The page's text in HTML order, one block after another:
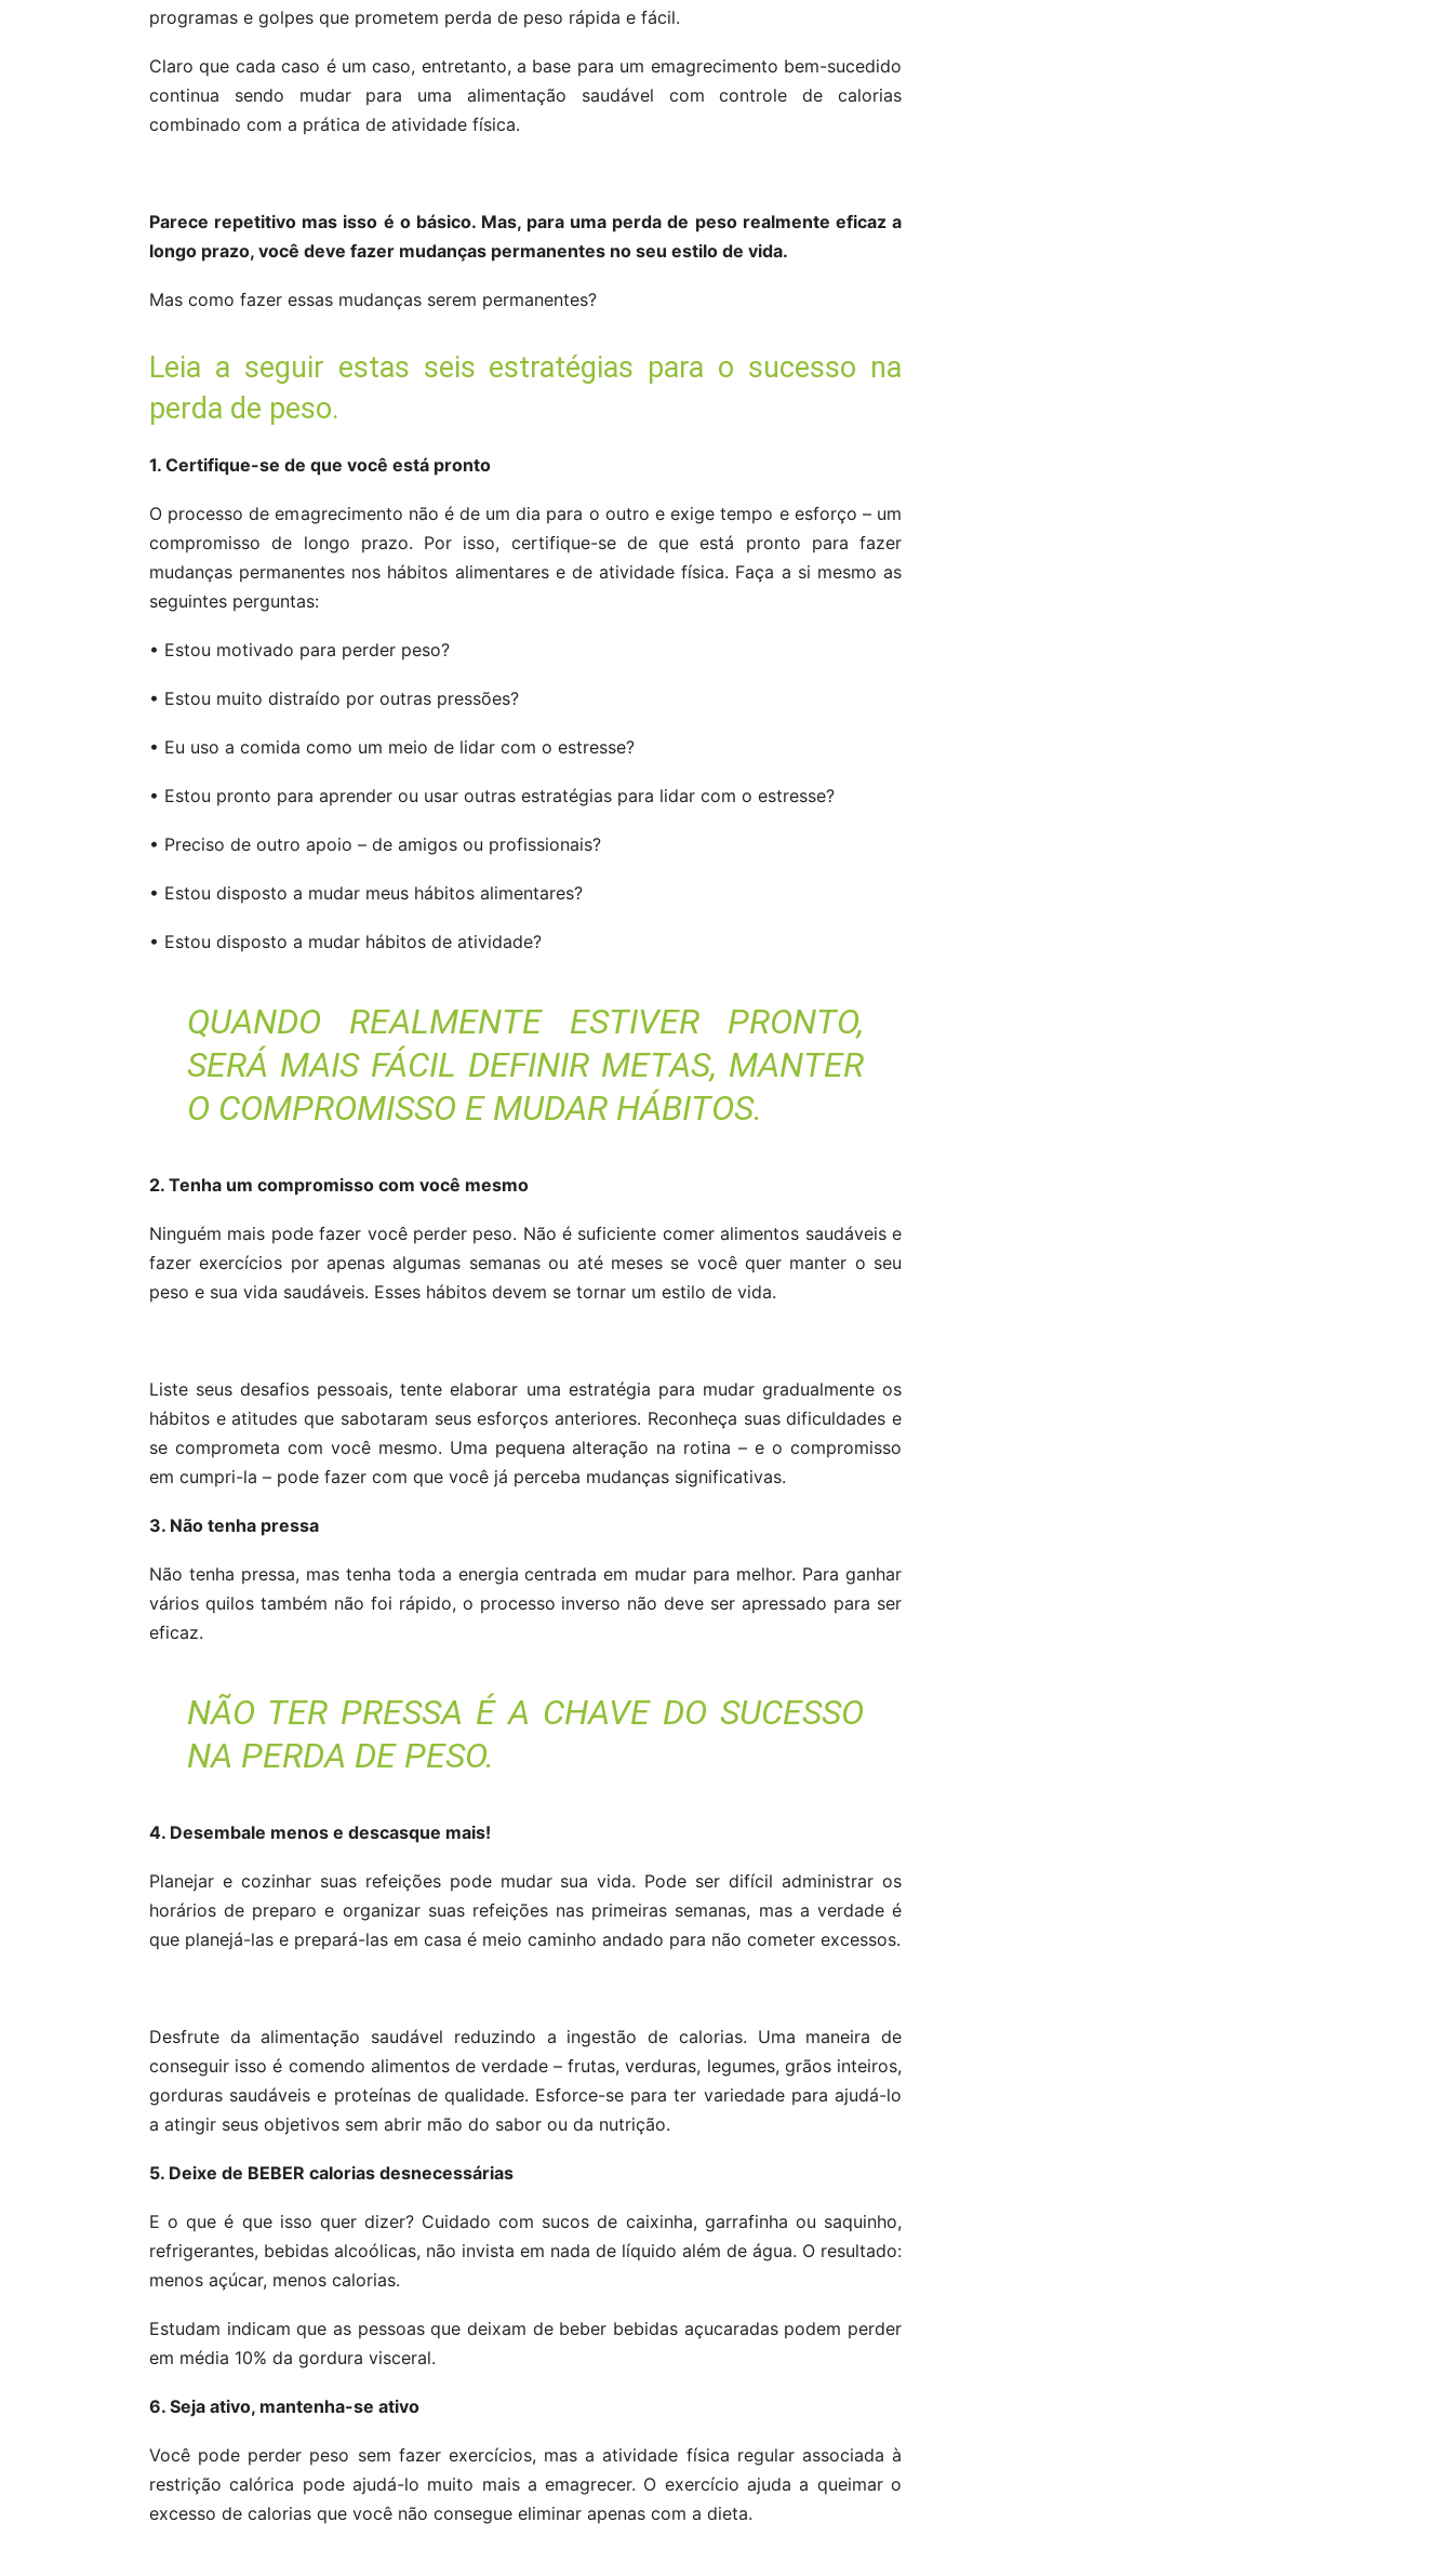
programas e golpes que prometem perda de peso rápida e fácil.
Claro que cada caso é um caso, entretanto, a base para um emagrecimento bem-sucedido
continua sendo mudar para uma alimentação saudável com controle de calorias
combinado com a prática de atividade física.
Parece repetitivo mas isso é o básico. Mas, para uma perda de peso realmente eficaz a
longo prazo, você deve fazer mudanças permanentes no seu estilo de vida.
Mas como fazer essas mudanças serem permanentes?
Leia a seguir estas seis estratégias para o sucesso na
perda de peso.
1. Certifique-se de que você está pronto
O processo de emagrecimento não é de um dia para o outro e exige tempo e esforço – um
compromisso de longo prazo. Por isso, certifique-se de que está pronto para fazer
mudanças permanentes nos hábitos alimentares e de atividade física. Faça a si mesmo as
seguintes perguntas:
• Estou motivado para perder peso?
• Estou muito distraído por outras pressões?
• Eu uso a comida como um meio de lidar com o estresse?
• Estou pronto para aprender ou usar outras estratégias para lidar com o estresse?
• Preciso de outro apoio – de amigos ou profissionais?
• Estou disposto a mudar meus hábitos alimentares?
• Estou disposto a mudar hábitos de atividade?
QUANDO REALMENTE ESTIVER PRONTO,
SERÁ MAIS FÁCIL DEFINIR METAS, MANTER
O COMPROMISSO E MUDAR HÁBITOS.
2. Tenha um compromisso com você mesmo
Ninguém mais pode fazer você perder peso. Não é suficiente comer alimentos saudáveis e
fazer exercícios por apenas algumas semanas ou até meses se você quer manter o seu
peso e sua vida saudáveis. Esses hábitos devem se tornar um estilo de vida.
Liste seus desafios pessoais, tente elaborar uma estratégia para mudar gradualmente os
hábitos e atitudes que sabotaram seus esforços anteriores. Reconheça suas dificuldades e
se comprometa com você mesmo. Uma pequena alteração na rotina – e o compromisso
em cumpri-la – pode fazer com que você já perceba mudanças significativas.
3. Não tenha pressa
Não tenha pressa, mas tenha toda a energia centrada em mudar para melhor. Para ganhar
vários quilos também não foi rápido, o processo inverso não deve ser apressado para ser
eficaz.
NÃO TER PRESSA É A CHAVE DO SUCESSO
NA PERDA DE PESO.
4. Desembale menos e descasque mais!
Planejar e cozinhar suas refeições pode mudar sua vida. Pode ser difícil administrar os
horários de preparo e organizar suas refeições nas primeiras semanas, mas a verdade é
que planejá-las e prepará-las em casa é meio caminho andado para não cometer excessos.
Desfrute da alimentação saudável reduzindo a ingestão de calorias. Uma maneira de
conseguir isso é comendo alimentos de verdade – frutas, verduras, legumes, grãos inteiros,
gorduras saudáveis e proteínas de qualidade. Esforce-se para ter variedade para ajudá-lo
a atingir seus objetivos sem abrir mão do sabor ou da nutrição.
5. Deixe de BEBER calorias desnecessárias
E o que é que isso quer dizer? Cuidado com sucos de caixinha, garrafinha ou saquinho,
refrigerantes, bebidas alcoólicas, não invista em nada de líquido além de água. O resultado:
menos açúcar, menos calorias.
Estudam indicam que as pessoas que deixam de beber bebidas açucaradas podem perder
em média 10% da gordura visceral.
6. Seja ativo, mantenha-se ativo
Você pode perder peso sem fazer exercícios, mas a atividade física regular associada à
restrição calórica pode ajudá-lo muito mais a emagrecer. O exercício ajuda a queimar o
excesso de calorias que você não consegue eliminar apenas com a dieta.